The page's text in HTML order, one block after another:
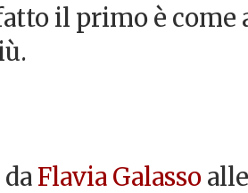
il primo è come
Flavia Galasso